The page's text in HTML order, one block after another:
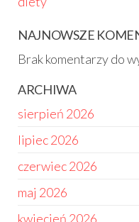
NAJNOWSZE
Brak komentarzy do
ARCHIWA
sierpień 2026
lipiec 2026
czerwiec 2026
maj 2026
kwiecień 2026